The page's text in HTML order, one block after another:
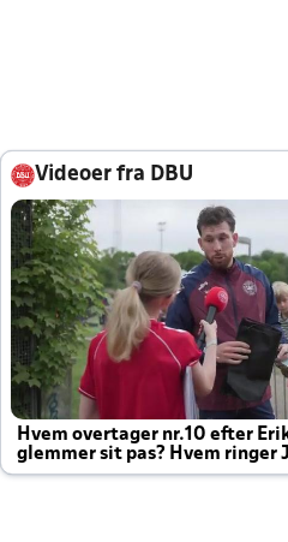
Videoer fra DBU
Hvem overtager nr.10 efter
glemmer sit pas? Hvem ringer
altid til efter kampe?